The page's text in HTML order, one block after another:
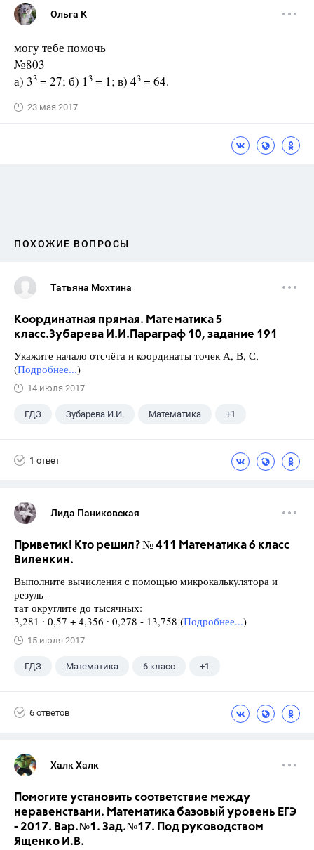
Ольга К
могу тебе помочь
№803
а) 33 = 27; б) 13 = 1; в) 43 = 64.
23 мая 2017
ПОХОЖИЕ ВОПРОСЫ
Татьяна Мохтина
Координатная прямая. Математика 5
класс.Зубарева И.И.Параграф 10, задание 191
Укажите начало отсчёта и координаты точек А, В, С,
(Подробнее...)
14 июля 2017
ГДЗ Зубарева И.И. Математика +1
1 ответ
Лида Паниковская
Приветик! Кто решил? № 411 Математика 6 класс
Виленкин.
Выполните вычисления с помощью микрокалькулятора и
резуль-
тат округлите до тысячных:
3,281 ∙ 0,57 + 4,356 ∙ 0,278 - 13,758 (Подробнее...)
15 июля 2017
ГДЗ Математика 6 класс +1
6 ответов
Халк Халк
Помогите установить соответствие между
неравенствами. Математика базовый уровень ЕГЭ
- 2017. Вар.№1. Зад.№17. Под руководством
Ященко И.В.